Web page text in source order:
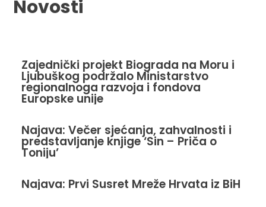
Novosti
Zajednički projekt Biograda na Moru i
Ljubuškog podržalo Ministarstvo
regionalnoga razvoja i fondova
Europske unije
Najava: Večer sjećanja, zahvalnosti i
predstavljanje knjige ‘Sin – Priča o
Toniju’
Najava: Prvi Susret Mreže Hrvata iz BiH